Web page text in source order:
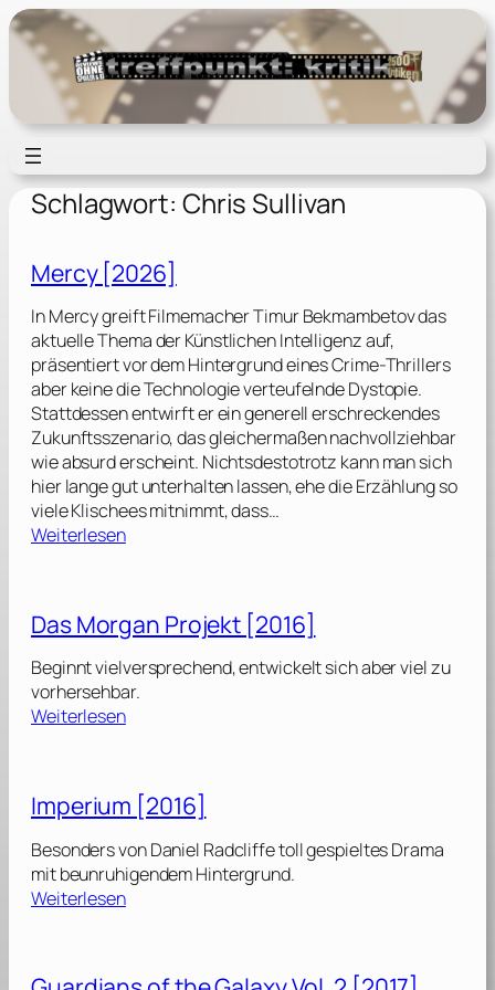
Zum
Inhalt
springen
Schlagwort: Chris Sullivan
Mercy [2026]
In Mercy greift Filmemacher Timur Bekmambetov das
aktuelle Thema der Künstlichen Intelligenz auf,
präsentiert vor dem Hintergrund eines Crime-Thrillers
aber keine die Technologie verteufelnde Dystopie.
Stattdessen entwirft er ein generell erschreckendes
Zukunftsszenario, das gleichermaßen nachvollziehbar
wie absurd erscheint. Nichtsdestotrotz kann man sich
hier lange gut unterhalten lassen, ehe die Erzählung so
viele Klischees mitnimmt, dass…
Weiterlesen:
c
[
2
0
]
Das Morgan Projekt [2016]
Beginnt vielversprechend, entwickelt sich aber viel zu
vorhersehbar.
Weiterlesen:
M
r
g
a
r
Imperium [2016]
Besonders von Daniel Radcliffe toll gespieltes Drama
mit beunruhigendem Hintergrund.
Weiterlesen: